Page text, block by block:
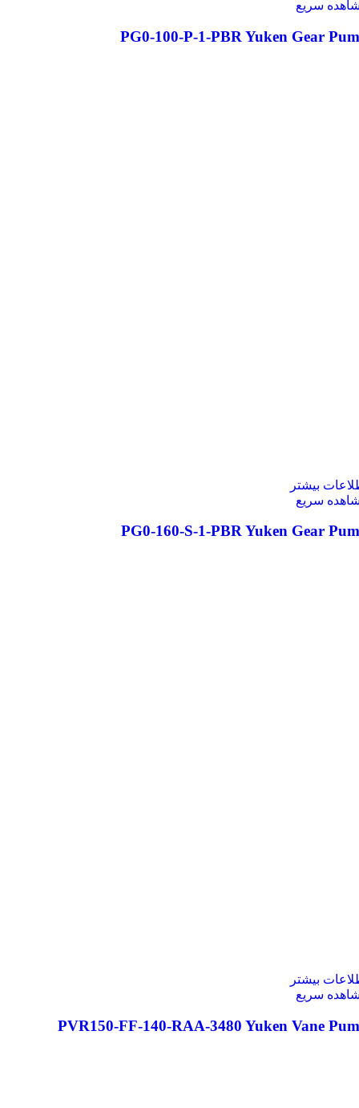
سریع
PG0-100-P-1-PBR Yuken Gear
بیشتر
سریع
PG0-160-S-1-PBR Yuken Gear
بیشتر
سریع
PVR150-FF-140-RAA-3480 Yuken Vane